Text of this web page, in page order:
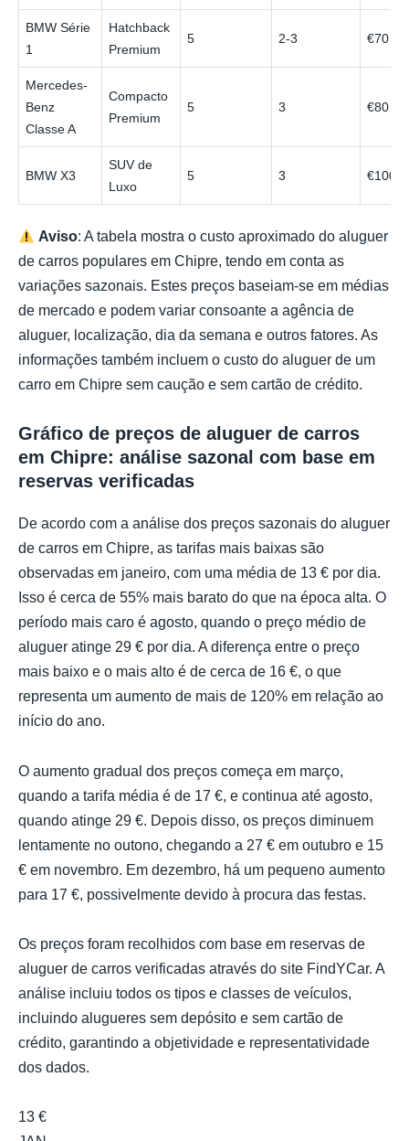
BMW Série
1
Hatchback
Premium
5 2-3 €70
Mercedes-
Benz
Classe A
Compacto
Premium
5 3 €80
BMW X3
SUV de
Luxo
5 3 €100
Aviso: A tabela mostra o custo aproximado do aluguer
de carros populares em Chipre, tendo em conta as
variações sazonais. Estes preços baseiam-se em médias
de mercado e podem variar consoante a agência de
aluguer, localização, dia da semana e outros fatores. As
informações também incluem o custo do aluguer de um
carro em Chipre sem caução e sem cartão de crédito.
Gráfico de preços de aluguer de carros
em Chipre: análise sazonal com base em
reservas verificadas
De acordo com a análise dos preços sazonais do aluguer
de carros em Chipre, as tarifas mais baixas são
observadas em janeiro, com uma média de 13 € por dia.
Isso é cerca de 55% mais barato do que na época alta. O
período mais caro é agosto, quando o preço médio de
aluguer atinge 29 € por dia. A diferença entre o preço
mais baixo e o mais alto é de cerca de 16 €, o que
representa um aumento de mais de 120% em relação ao
início do ano.
O aumento gradual dos preços começa em março,
quando a tarifa média é de 17 €, e continua até agosto,
quando atinge 29 €. Depois disso, os preços diminuem
lentamente no outono, chegando a 27 € em outubro e 15
€ em novembro. Em dezembro, há um pequeno aumento
para 17 €, possivelmente devido à procura das festas.
Os preços foram recolhidos com base em reservas de
aluguer de carros verificadas através do site FindYCar. A
análise incluiu todos os tipos e classes de veículos,
incluindo alugueres sem depósito e sem cartão de
crédito, garantindo a objetividade e representatividade
dos dados.
13 €